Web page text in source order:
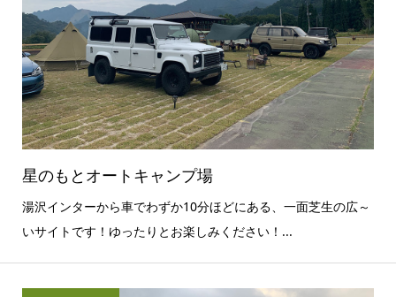
星のもとオートキャンプ場
湯沢インターから車でわずか10分ほどにある、一面芝生の広～
いサイトです！ゆったりとお楽しみください！...